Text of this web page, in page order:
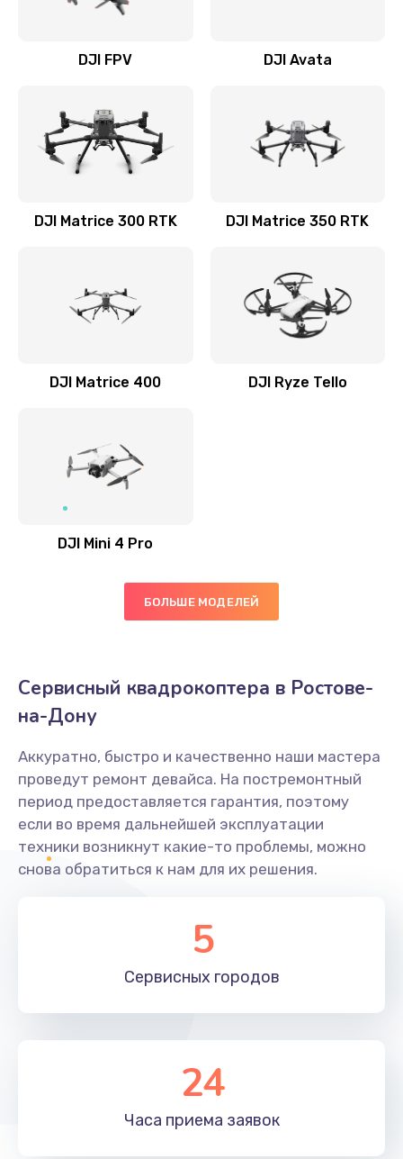
DJI FPV DJI Avata
DJI Matrice 300 RTK DJI Matrice 350 RTK
DJI Matrice 400 DJI Ryze Tello
DJI Mini 4 Pro
БОЛЬШЕ МОДЕЛЕЙ
Сервисный квадрокоптера в Ростове-
на-Дону
Аккуратно, быстро и качественно наши мастера
проведут ремонт девайса. На постремонтный
период предоставляется гарантия, поэтому
если во время дальнейшей эксплуатации
техники возникнут какие-то проблемы, можно
снова обратиться к нам для их решения.
5
Сервисных городов
24
Часа приема заявок